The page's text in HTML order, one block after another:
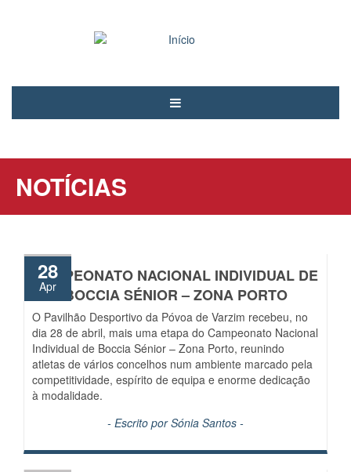
principal
PCAND
Associados
Árbitros
Voluntariado
Contactos
Entrar
NOTÍCIAS
CAMPEONATO NACIONAL INDIVIDUAL DE
BOCCIA SÉNIOR – ZONA PORTO
28
Apr
O Pavilhão Desportivo da Póvoa de Varzim recebeu, no
dia 28 de abril, mais uma etapa do Campeonato Nacional
Individual de Boccia Sénior – Zona Porto, reunindo
atletas de vários concelhos num ambiente marcado pela
competitividade, espírito de equipa e enorme dedicação
à modalidade.
- Escrito porSónia Santos -